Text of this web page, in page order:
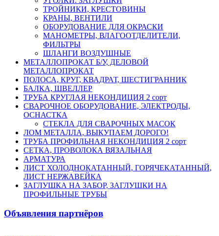
ТРОЙНИКИ, КРЕСТОВИНЫ
КРАНЫ, ВЕНТИЛИ
ОБОРУДОВАНИЕ ДЛЯ ОКРАСКИ
МАНОМЕТРЫ, ВЛАГООТДЕЛИТЕЛИ,
ФИЛЬТРЫ
ШЛАНГИ ВОЗДУШНЫЕ
МЕТАЛЛОПРОКАТ Б/У, ДЕЛОВОЙ
МЕТАЛЛОПРОКАТ
ПОЛОСА, КРУГ, КВАДРАТ, ШЕСТИГРАННИК
БАЛКА, ШВЕЛЛЕР
ТРУБА КРУГЛАЯ НЕКОНДИЦИЯ 2 сорт
СВАРОЧНОЕ ОБОРУДОВАНИЕ, ЭЛЕКТРОДЫ,
ОСНАСТКА
СТЕКЛА ДЛЯ СВАРОЧНЫХ МАСОК
ЛОМ МЕТАЛЛА, ВЫКУПАЕМ ДОРОГО!
ТРУБА ПРОФИЛЬНАЯ НЕКОНДИЦИЯ 2 сорт
СЕТКА, ПРОВОЛОКА ВЯЗАЛЬНАЯ
АРМАТУРА
ЛИСТ ХОЛОДНОКАТАННЫЙ, ГОРЯЧЕКАТАННЫЙ,
ЛИСТ НЕРЖАВЕЙКА
ЗАГЛУШКА НА ЗАБОР, ЗАГЛУШКИ НА
ПРОФИЛЬНЫЕ ТРУБЫ
Объявления партнёров